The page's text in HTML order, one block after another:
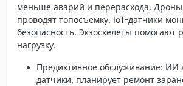
меньше аварий и перерасхода.
проводят топосъемку, IoT-датчики
безопасность. Экзоскелеты помогают
нагрузку.
Предиктивное обслуживание: ИИ
датчики, планирует ремонт